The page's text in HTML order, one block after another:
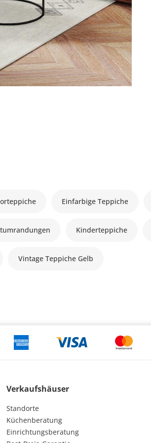
Einfarbige Teppiche
Kinderteppiche
Vintage Teppiche Gelb
Verkaufshäuser
Standorte
Küchenberatung
Einrichtungsberatung